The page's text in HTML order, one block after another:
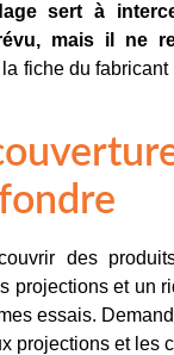
sert à
mais il ne
fiche du
des
projections et un
essais.
projections et les